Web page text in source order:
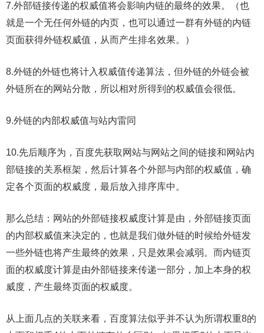
7.外部链接传递的权威值将会影响内链的最终的效果。（也
就是一个无任何外链的内页，也可以通过一群有外链的内链
页面获得外链权威值，从而产生排名效果。）
8.外链的外链也将计入权威值传递算法，但外链的外链会被
外链所在的网站分散，所以相对所得到的权威值会很低。
9.外链的内部权威值与站内雷同
10.先后顺序为，百度先获取网站与网站之间的链接和网站内
部链接的关系框架，然后计算各个外部与内部的权威值，确
定各个页面的权威度，最后放入排序库中。
那么总结：网站的外部链接权威度计算是由，外部链接页面
的内部权威值来决定的，也就是我们做外链的时候给外链发
一些外链也将产生最终的效果，只是效果会减弱。而内链页
面的权威度计算是由外部链接来传递一部分，加上本身的权
威度，产生最终页面的权威度。
从上面几点的关联来看，百度算法似乎并不认为所谓权重8的